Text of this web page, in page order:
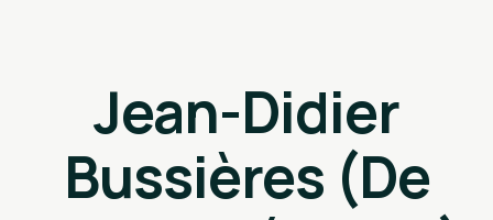
Jean-Didier
Bussières (De